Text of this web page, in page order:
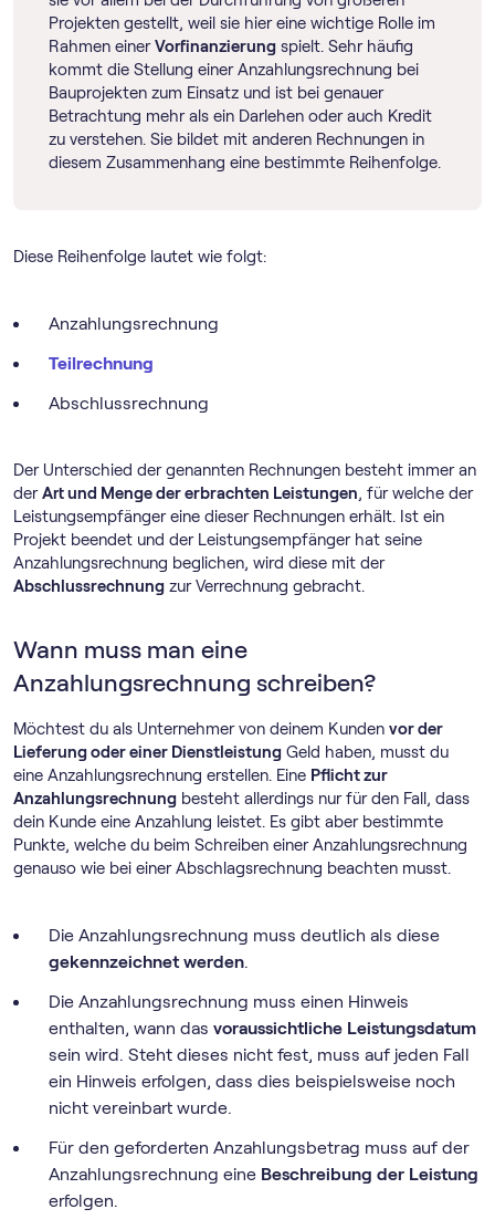
Projekten gestellt, weil sie hier eine wichtige Rolle im
Rahmen einerVorfinanzierung spielt. Sehr häufig
kommt die Stellung einer Anzahlungsrechnung bei
Bauprojekten zum Einsatz und ist bei genauer
Betrachtung mehr als ein Darlehen oder auch Kredit
zu verstehen. Sie bildet mit anderen Rechnungen in
diesem Zusammenhang eine bestimmte Reihenfolge.
Diese Reihenfolge lautet wie folgt:
Anzahlungsrechnung
Teilrechnung
Abschlussrechnung
Der Unterschied der genannten Rechnungen besteht immer an
derArt und Menge der erbrachten Leistungen, für welche der
Leistungsempfänger eine dieser Rechnungen erhält. Ist ein
Projekt beendet und der Leistungsempfänger hat seine
Anzahlungsrechnung beglichen, wird diese mit der
Abschlussrechnung zur Verrechnung gebracht.
Wann muss man eine
Anzahlungsrechnung schreiben?
Möchtest du als Unternehmer von deinem Kunden vor der
Lieferung oder einer Dienstleistung Geld haben, musst du
eine Anzahlungsrechnung erstellen. Eine Pflicht zur
Anzahlungsrechnung besteht allerdings nur für den Fall, dass
dein Kunde eine Anzahlung leistet. Es gibt aber bestimmte
Punkte, welche du beim Schreiben einer Anzahlungsrechnung
genauso wie bei einer Abschlagsrechnung beachten musst.
Die Anzahlungsrechnung muss deutlich als diese
gekennzeichnet werden.
Die Anzahlungsrechnung muss einen Hinweis
enthalten, wann das voraussichtliche Leistungsdatum
sein wird. Steht dieses nicht fest, muss auf jeden Fall
ein Hinweis erfolgen, dass dies beispielsweise noch
nicht vereinbart wurde.
Für den geforderten Anzahlungsbetrag muss auf der
Anzahlungsrechnung eine Beschreibung der Leistung
erfolgen.